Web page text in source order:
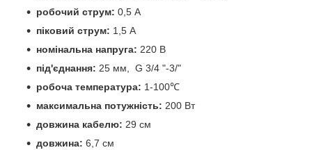
робочий струм: 0,5 А
піковий струм: 1,5 А
номінальна напруга: 220 В
під'єднання: 25 мм, G 3/4 "-3/"
робоча температура: 1-100℃
максимальна потужність: 200 Вт
довжина кабелю: 29 см
довжина: 6,7 см